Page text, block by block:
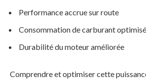
Performance accrue sur route
Consommation de carburant
Durabilité du moteur améliorée
Comprendre et optimiser cette